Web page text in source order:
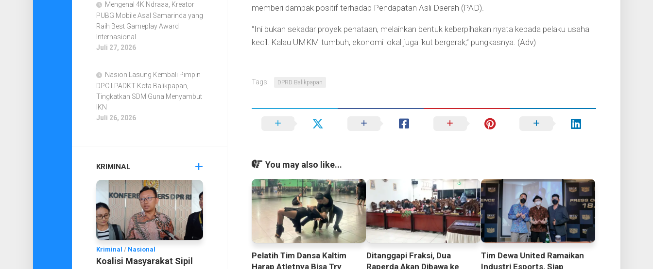
memberi dampak positif terhadap Pendapatan Asli Daerah (PAD).
“Ini bukan sekadar proyek penataan, melainkan bentuk keberpihakan nyata kepada pelaku usaha
kecil. Kalau UMKM tumbuh, ekonomi lokal juga ikut bergerak,” pungkasnya. (Adv)
Tags: DPRD Balikpapan
You may also like...
Pelatih Tim Dansa Kaltim
Harap Atletnya Bisa Try
Ditanggapi Fraksi, Dua
Raperda Akan Dibawa ke
Tim Dewa United Ramaikan
Industri Esports, Siap
Mengenal 4K Ndraaa, Kreator
PUBG Mobile Asal Samarinda yang
Raih Best Gameplay Award
Internasional
Juli 27, 2026
Nasion Lasung Kembali Pimpin
DPC LPADKT Kota Balikpapan,
Tingkatkan SDM Guna Menyambut
IKN
Juli 26, 2026
KRIMINAL
Kriminal / Nasional
Koalisi Masyarakat Sipil